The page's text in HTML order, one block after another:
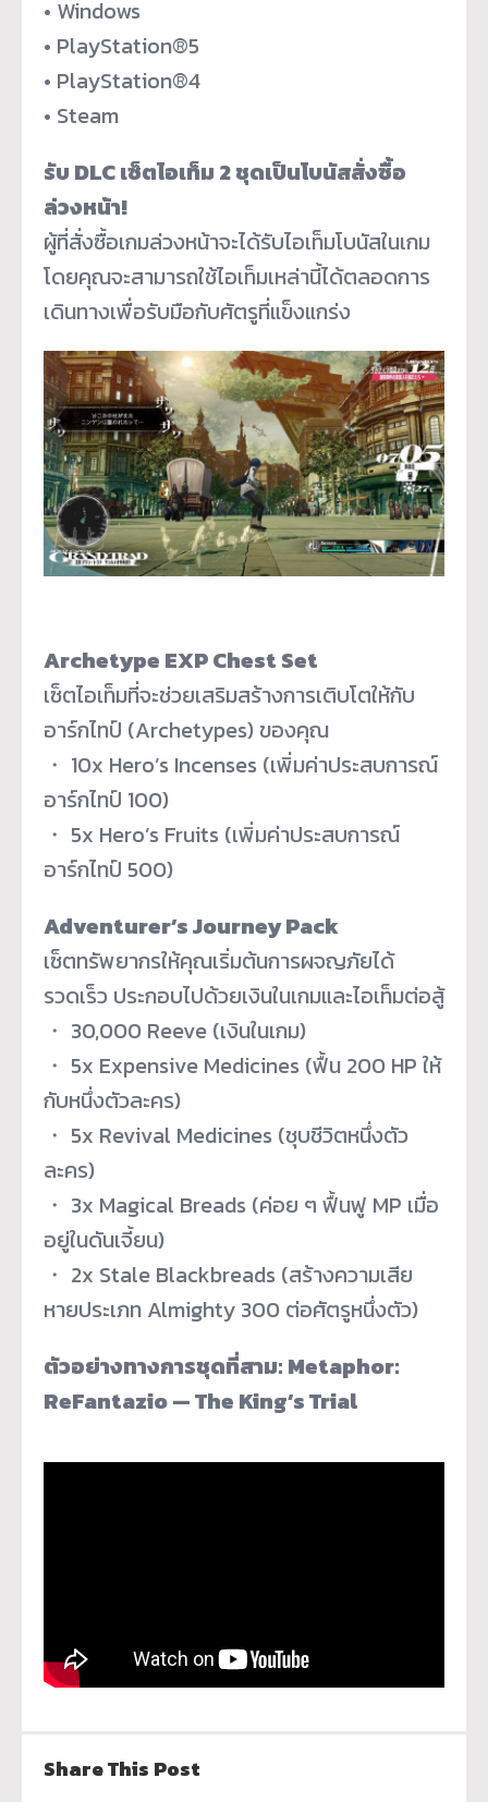
• Windows
• PlayStation®5
• PlayStation®4
• Steam
รับ DLC เซ็ตไอเท็ม 2 ชุดเป็นโบนัสสั่งซื้อ
ล่วงหน้า!
ผู้ที่สั่งซื้อเกมล่วงหน้าจะได้รับไอเท็มโบนัสในเกม
โดยคุณจะสามารถใช้ไอเท็มเหล่านี้ได้ตลอดการ
เดินทางเพื่อรับมือกับศัตรูที่แข็งแกร่ง
Archetype EXP Chest Set
เซ็ตไอเท็มที่จะช่วยเสริมสร้างการเติบโตให้กับ
อาร์กไทป์ (Archetypes) ของคุณ
・ 10x Hero’s Incenses (เพิ่มค่าประสบการณ์
อาร์กไทป์ 100)
・ 5x Hero’s Fruits (เพิ่มค่าประสบการณ์
อาร์กไทป์ 500)
Adventurer’s Journey Pack
เซ็ตทรัพยากรให้คุณเริ่มต้นการผจญภัยได้
รวดเร็ว ประกอบไปด้วยเงินในเกมและไอเท็มต่อสู้
・ 30,000 Reeve (เงินในเกม)
・ 5x Expensive Medicines (ฟื้น 200 HP ให้
กับหนึ่งตัวละคร)
・ 5x Revival Medicines (ชุบชีวิตหนึ่งตัว
ละคร)
・ 3x Magical Breads (ค่อย ๆ ฟื้นฟู MP เมื่อ
อยู่ในดันเจี้ยน)
・ 2x Stale Blackbreads (สร้างความเสีย
หายประเภท Almighty 300 ต่อศัตรูหนึ่งตัว)
ตัวอย่างทางการชุดที่สาม: Metaphor:
ReFantazio — The King’s Trial
Share This Post